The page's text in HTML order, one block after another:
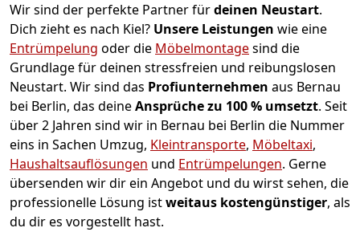
Wir sind der perfekte Partner fürdeinen Neustart.
Dich zieht es nach Kiel? Unsere Leistungen wie eine
Entrümpelung oder die Möbelmontagesind die
Grundlage für deinen stressfreien und reibungslosen
Neustart. Wir sind das Profiunternehmen aus Bernau
bei Berlin, das deineAnsprüche zu 100 % umsetzt. Seit
über 2 Jahren sind wir in Bernau bei Berlin die Nummer
eins in Sachen Umzug, Kleintransporte, Möbeltaxi,
Haushaltsauflösungen und Entrümpelungen. Gerne
übersenden wir dir ein Angebot und du wirst sehen, die
professionelle Lösung istweitaus kostengünstiger, als
du dir es vorgestellt hast.